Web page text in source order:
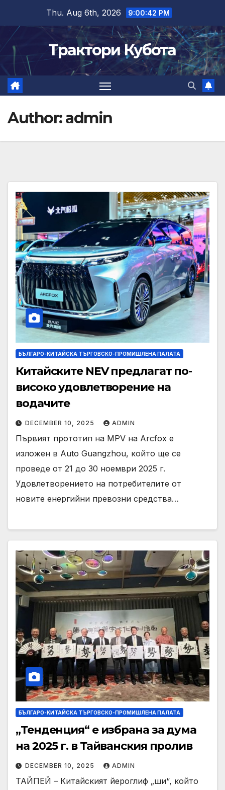
content
Thu. Aug 6th, 2026 9:00:44 PM
Трактори Кубота
Author:admin
БЪЛГАРО-КИТАЙСКА ТЪРГОВСКО-ПРОМИШЛЕНА ПАЛАТА
Китайските NEV предлагат по-
високо удовлетворение на
водачите
DECEMBER 10, 2025 ADMIN
Първият прототип на MPV на Arcfox е
изложен в Auto Guangzhou, който ще се
проведе от 21 до 30 ноември 2025 г.
Удовлетворението на потребителите от
новите енергийни превозни средства…
БЪЛГАРО-КИТАЙСКА ТЪРГОВСКО-ПРОМИШЛЕНА ПАЛАТА
„Тенденция“ е избрана за дума
на 2025 г. в Тайванския пролив
DECEMBER 10, 2025 ADMIN
ТАЙПЕЙ – Китайският йероглиф „ши“, който